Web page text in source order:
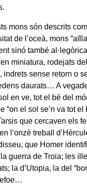
mons són descrits
de l’oceà, mons
sinó també
miniatura, rodejats
indrets sense retorn o
daurats… A
en ve, tot el bé del
“on el sol se’n va tot
que cercaven els
l’onzè treball
que Homer
guerra de Troia; les
la d’Utopia, la del